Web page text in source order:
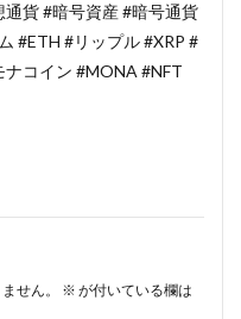
貨 #暗号資産 #暗号通貨
#ETH #リップル #XRP #
ナコイン #MONA #NFT
せん。 ※ が付いている欄は